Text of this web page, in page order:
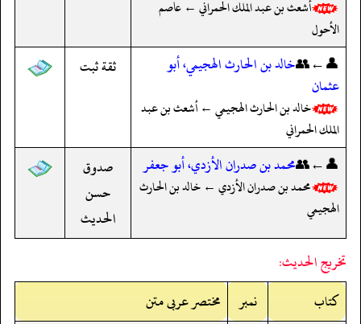
أشعث بن عبد الملك الحمراني ← عاصم
الأحول
👤←👥خالد بن الحارث الهجيمي، أبو
عثمان
خالد بن الحارث الهجيمي ← أشعث بن عبد
الملك الحمراني
ثقة ثبت
👤←👥محمد بن صدران الأزدي، أبو جعفر
محمد بن صدران الأزدي ← خالد بن الحارث
الهجيمي
صدوق
حسن
الحديث
تخريج الحديث:
کتاب
نمبر
مختصر عربی متن